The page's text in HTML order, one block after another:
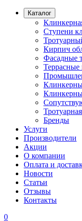
Каталог
Ступени
Кирпич
Фасадные
Бренды
Услуги
Производители
Акции
О компании
Оплата и
Новости
Статьи
Отзывы
Контакты
0